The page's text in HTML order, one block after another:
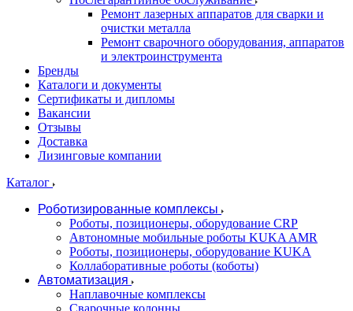
Ремонт лазерных аппаратов для сварки и
очистки металла
Ремонт сварочного оборудования, аппаратов
и электроинструмента
Бренды
Каталоги и документы
Сертификаты и дипломы
Вакансии
Отзывы
Доставка
Лизинговые компании
Каталог
Роботизированные комплексы
Роботы, позиционеры, оборудование CRP
Автономные мобильные роботы KUKA AMR
Роботы, позиционеры, оборудование KUKA
Коллаборативные роботы (коботы)
Автоматизация
Наплавочные комплексы
Сварочные колонны